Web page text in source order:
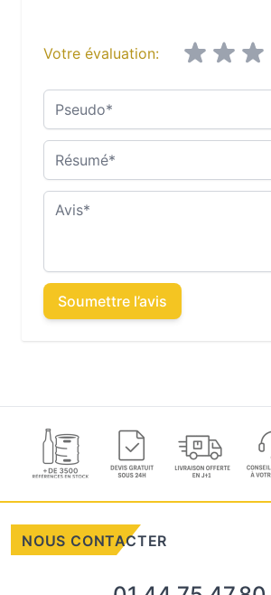
Votre évaluation:
Pseudo
Résumé
Avis
Soumettre l’avis
NOUS CONTACTER